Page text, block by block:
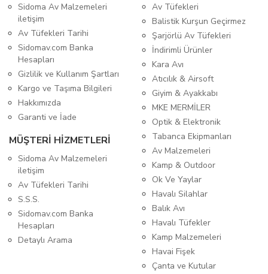
Sidoma Av Malzemeleri
iletişim
Av Tüfekleri Tarihi
Sidomav.com Banka
Hesapları
Gizlilik ve Kullanım Şartları
Kargo ve Taşıma Bilgileri
Hakkımızda
Garanti ve İade
MÜŞTERİ HİZMETLERİ
Sidoma Av Malzemeleri
iletişim
Av Tüfekleri Tarihi
S.S.S.
Sidomav.com Banka
Hesapları
Detaylı Arama
Av Tüfekleri
Balistik Kurşun Geçirmez
Şarjörlü Av Tüfekleri
İndirimli Ürünler
Kara Avı
Atıcılık & Airsoft
Giyim & Ayakkabı
MKE MERMİLER
Optik & Elektronik
Tabanca Ekipmanları
Av Malzemeleri
Kamp & Outdoor
Ok Ve Yaylar
Havalı Silahlar
Balık Avı
Havalı Tüfekler
Kamp Malzemeleri
Havai Fişek
Çanta ve Kutular